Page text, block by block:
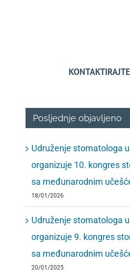
Posljednje objavljeno
Udruženje stomatologa
organizuje 10. kongres
sa međunarodnim
18/01/2026
Udruženje stomatologa
organizuje 9. kongres
sa međunarodnim
20/01/2025